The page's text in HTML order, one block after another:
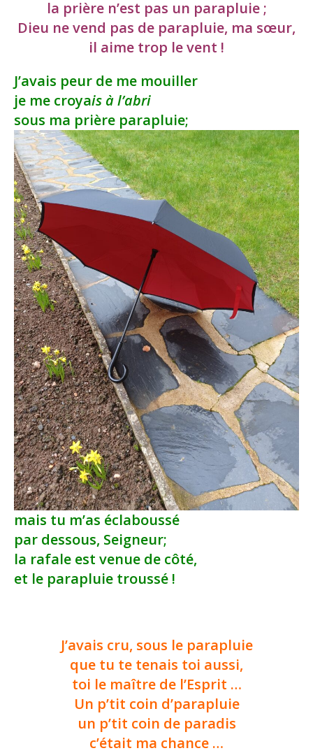
la prière n’est pas un parapluie ;
Dieu ne vend pas de parapluie, ma sœur,
il aime trop le vent !
J’avais peur de me mouiller
je me croyais à l’abri
sous ma prière parapluie;
mais tu m’as éclaboussé
par dessous, Seigneur;
la rafale est venue de côté,
et le parapluie troussé !
J’avais cru, sous le parapluie
que tu te tenais toi aussi,
toi le maître de l’Esprit …
Un p’tit coin d’parapluie
un p’tit coin de paradis
c’était ma chance …